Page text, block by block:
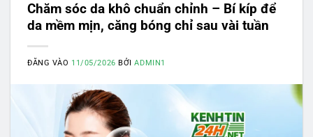
Chăm sóc da khô chuẩn chỉnh – Bí kíp để
da mềm mịn, căng bóng chỉ sau vài tuần
ĐĂNG VÀO 11/05/2026 BỞIADMIN1